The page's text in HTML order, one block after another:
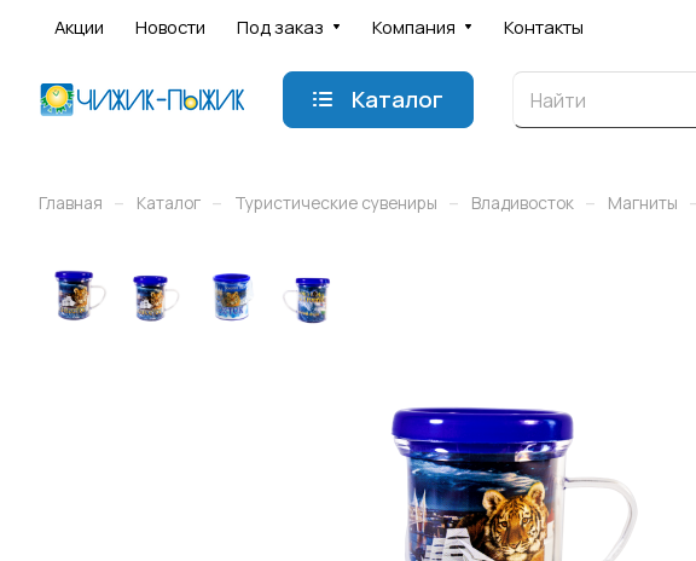
Акции Новости Под заказ Компания Контакты
Каталог
Главная – Каталог – Туристические сувениры – Владивосток – Магниты